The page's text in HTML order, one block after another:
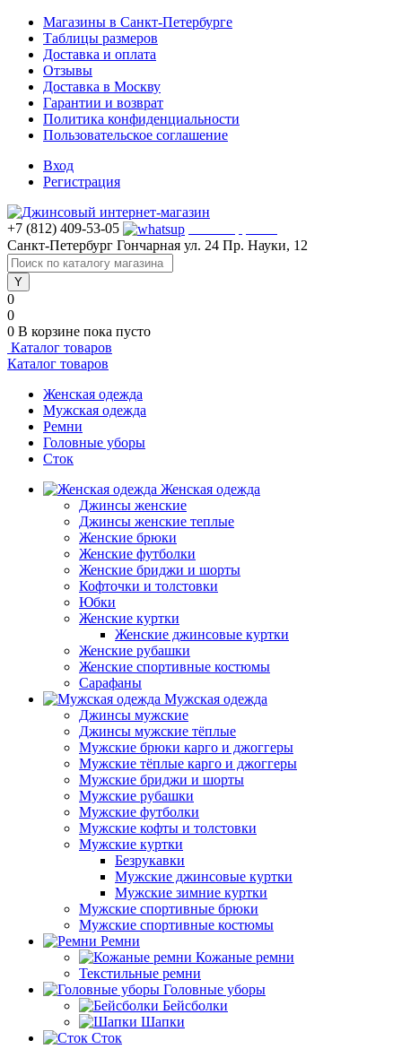
Магазины в Санкт-Петербурге
Таблицы размеров
Доставка и оплата
Отзывы
Доставка в Москву
Гарантии и возврат
Политика конфиденциальности
Пользовательское соглашение
Вход
Регистрация
+7 (812) 409-53-05
Санкт-Петербург Гончарная ул. 24 Пр. Науки, 12
0
0
0 В корзине пока пусто
Каталог товаров
Каталог товаров
Женская одежда
Мужская одежда
Ремни
Головные уборы
Сток
Женская одежда
Джинсы женские
Джинсы женские теплые
Женские брюки
Женские футболки
Женские бриджи и шорты
Кофточки и толстовки
Юбки
Женские куртки
Женские джинсовые куртки
Женские рубашки
Женские спортивные костюмы
Сарафаны
Мужская одежда
Джинсы мужские
Джинсы мужские тёплые
Мужские брюки карго и джоггеры
Мужские тёплые карго и джоггеры
Мужские бриджи и шорты
Мужские рубашки
Мужские футболки
Мужские кофты и толстовки
Мужские куртки
Безрукавки
Мужские джинсовые куртки
Мужские зимние куртки
Мужские спортивные брюки
Мужские спортивные костюмы
Ремни
Кожаные ремни
Текстильные ремни
Головные уборы
Бейсболки
Шапки
Сток